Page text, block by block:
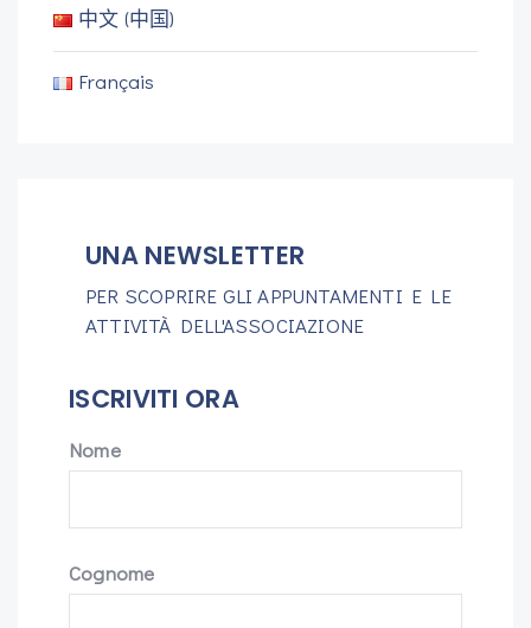
中文 (中国)
Français
UNA NEWSLETTER
PER SCOPRIRE GLI APPUNTAMENTI E LE
ATTIVITÀ DELL'ASSOCIAZIONE
ISCRIVITI ORA
Nome
Cognome